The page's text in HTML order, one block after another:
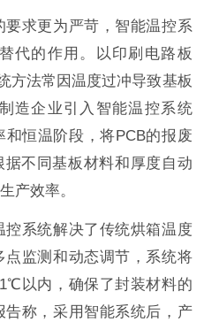
求更为严苛，智能温控系
代的作用。以印刷电路板
方法常因温度过冲导致基板
造企业引入智能温控系统
恒温阶段，将PCB的报废
不同基板材料和厚度自动
产效率。
系统解决了传统烘箱温度
监测和动态调节，系统将
以内，确保了封装材料的
称，采用智能系统后，产